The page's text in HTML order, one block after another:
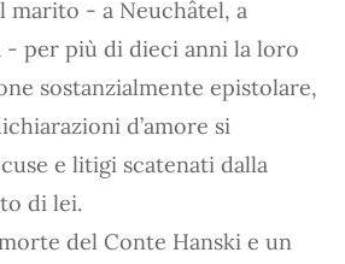
marito - a Neuchâtel, a
- per più di dieci anni la loro
sostanzialmente epistolare,
d’amore si
e litigi scatenati dalla
di lei.
del Conte Hanski e un